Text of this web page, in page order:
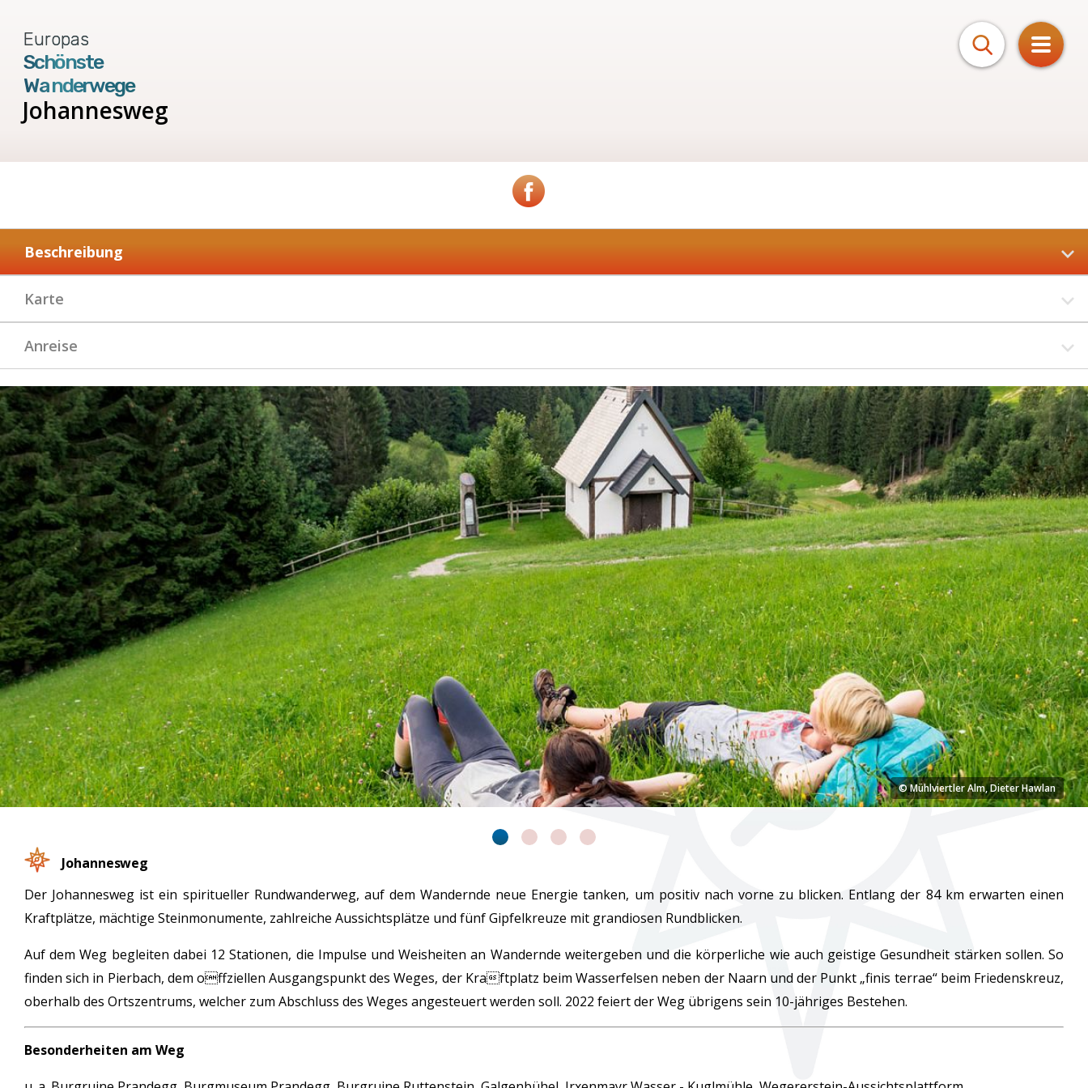
Europas
Schönste
Wanderwege
Johannesweg
Beschreibung
Karte
Anreise
© Mühlviertler Alm, Dieter Hawlan
Johannesweg
Der Johannesweg ist ein spiritueller Rundwanderweg, auf dem Wandernde neue Energie tanken, um positiv nach vorne zu blicken. Entlang der 84 km erwarten einen
Kraftplätze, mächtige Steinmonumente, zahlreiche Aussichtsplätze und fünf Gipfelkreuze mit grandiosen Rundblicken.
Auf dem Weg begleiten dabei 12 Stationen, die Impulse und Weisheiten an Wandernde weitergeben und die körperliche wie auch geistige Gesundheit stärken sollen. So
finden sich in Pierbach, dem offziellen Ausgangspunkt des Weges, der Kraftplatz beim Wasserfelsen neben der Naarn und der Punkt „finis terrae“ beim Friedenskreuz,
oberhalb des Ortszentrums, welcher zum Abschluss des Weges angesteuert werden soll. 2022 feiert der Weg übrigens sein 10-jähriges Bestehen.
Besonderheiten am Weg